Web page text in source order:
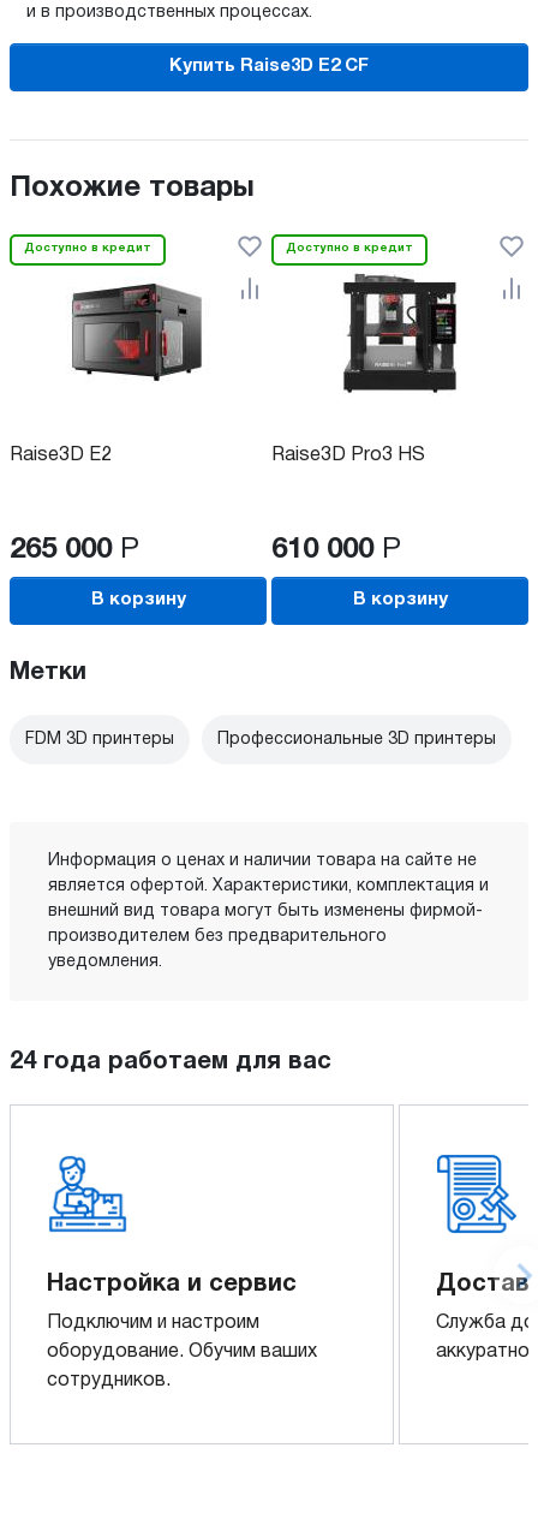
и в производственных процессах.
Купить Raise3D E2 CF
Похожие товары
Доступно в кредит
Raise3D E2
265 000 Р
В корзину
Доступно в кредит
Raise3D Pro3 HS
610 000 Р
В корзину
Метки
FDM 3D принтеры Профессиональные 3D принтеры
Информация о ценах и наличии товара на сайте не
является офертой. Характеристики, комплектация и
внешний вид товара могут быть изменены фирмой-
производителем без предварительного
уведомления.
24 года работаем для вас
Настройка и сервис
Подключим и настроим
оборудование. Обучим ваших
сотрудников.
Служба
аккуратно